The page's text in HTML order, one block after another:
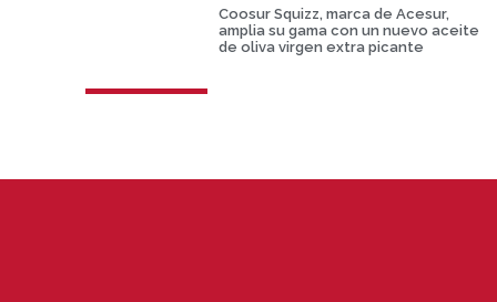
Coosur Squizz, marca de Acesur,
amplia su gama con un nuevo aceite
de oliva virgen extra picante